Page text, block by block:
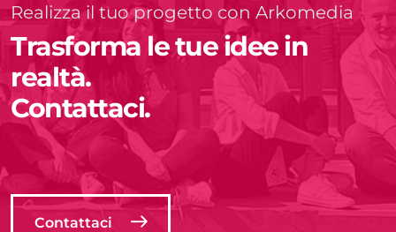
Realizza il tuo progetto con Arkomedia
Trasforma le tue idee in
realtà.
Contattaci.
Contattaci